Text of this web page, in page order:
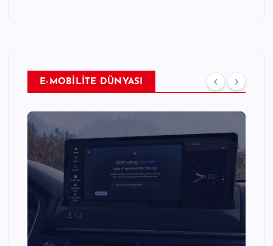
E-MOBİLİTE DÜNYASI